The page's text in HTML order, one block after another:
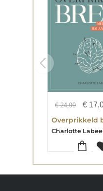
€24,99 €
Overprikkeld
Charlotte Labee